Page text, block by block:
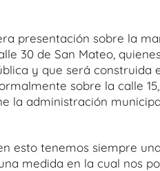
presentación sobre la
30 de San Mateo,
y que será construida
sobre la calle
la administración
esto tenemos siempre
medida en la cual nos